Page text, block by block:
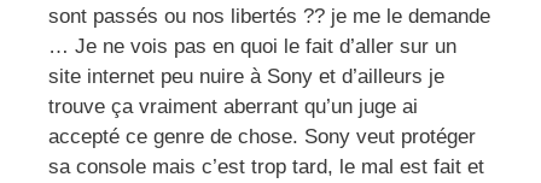
sont passés ou nos libertés ?? je me le demande
… Je ne vois pas en quoi le fait d’aller sur un
site internet peu nuire à Sony et d’ailleurs je
trouve ça vraiment aberrant qu’un juge ai
accepté ce genre de chose. Sony veut protéger
sa console mais c’est trop tard, le mal est fait et